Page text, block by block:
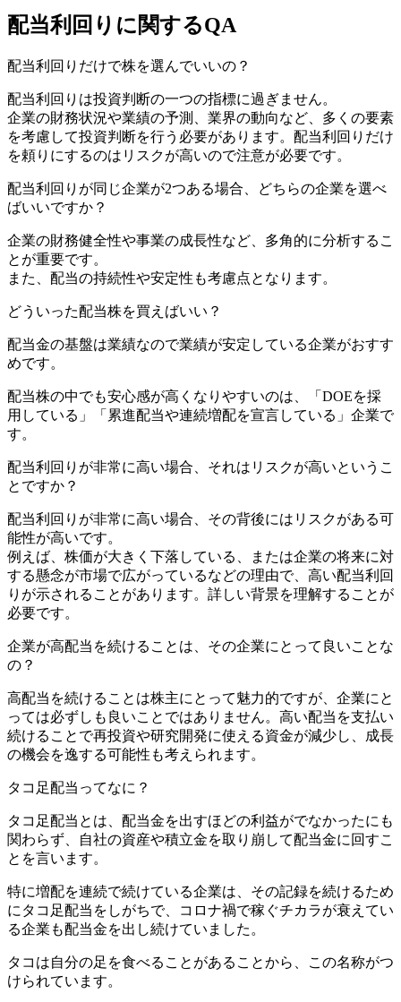
配当利回りに関するQA
配当利回りだけで株を選んでいいの？
配当利回りは投資判断の一つの指標に過ぎません。
企業の財務状況や業績の予測、業界の動向など、多くの要素
を考慮して投資判断を行う必要があります。配当利回りだけ
を頼りにするのはリスクが高いので注意が必要です。
配当利回りが同じ企業が2つある場合、どちらの企業を選べ
ばいいですか？
企業の財務健全性や事業の成長性など、多角的に分析するこ
とが重要です。
また、配当の持続性や安定性も考慮点となります。
どういった配当株を買えばいい？
配当金の基盤は業績なので業績が安定している企業がおすす
めです。
配当株の中でも安心感が高くなりやすいのは、「DOEを採
用している」「累進配当や連続増配を宣言している」企業で
す。
配当利回りが非常に高い場合、それはリスクが高いというこ
とですか？
配当利回りが非常に高い場合、その背後にはリスクがある可
能性が高いです。
例えば、株価が大きく下落している、または企業の将来に対
する懸念が市場で広がっているなどの理由で、高い配当利回
りが示されることがあります。詳しい背景を理解することが
必要です。
企業が高配当を続けることは、その企業にとって良いことな
の？
高配当を続けることは株主にとって魅力的ですが、企業にと
っては必ずしも良いことではありません。高い配当を支払い
続けることで再投資や研究開発に使える資金が減少し、成長
の機会を逸する可能性も考えられます。
タコ足配当ってなに？
タコ足配当とは、配当金を出すほどの利益がでなかったにも
関わらず、自社の資産や積立金を取り崩して配当金に回すこ
とを言います。
特に増配を連続で続けている企業は、その記録を続けるため
にタコ足配当をしがちで、コロナ禍で稼ぐチカラが衰えてい
る企業も配当金を出し続けていました。
タコは自分の足を食べることがあることから、この名称がつ
けられています。